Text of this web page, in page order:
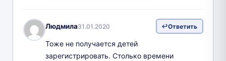
Людмила31.01.2020 Ответить
Тоже не получается детей
зарегистрировать. Столько времени